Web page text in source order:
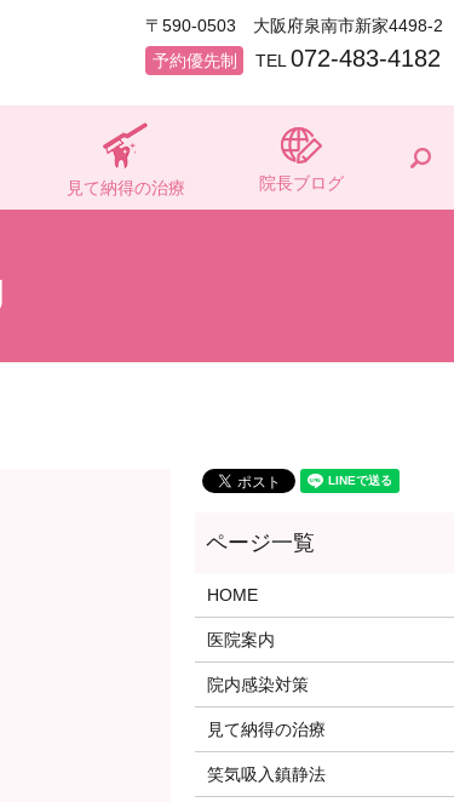
〒590-0503 大阪府泉南市新家4498-2
予約優先制
TEL072-483-4182
見て納得の治療 院長ブログ
HOME
医院案内
院内感染対策
見て納得の治療
笑気吸入鎮静法